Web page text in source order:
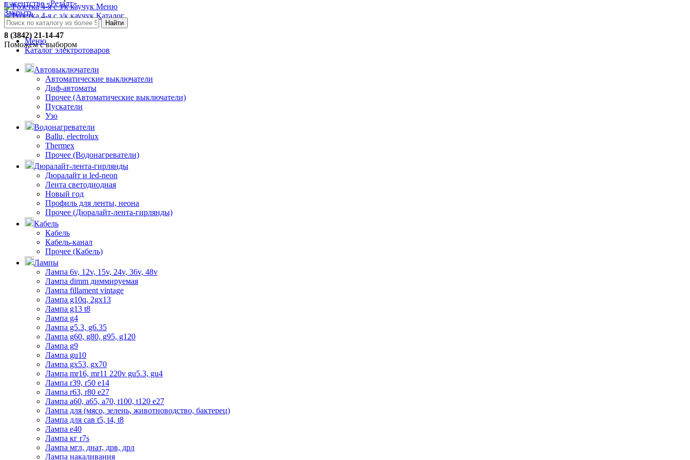
Меню
Каталог
8 (3842) 21-14-47
Поможем с выбором
в агентстве «Резалт»
Закрыть
Найти
Меню
Каталог электротоваров
Автовыключатели
Автоматические выключатели
Диф-автоматы
Прочее (Автоматические выключатели)
Пускатели
Узо
Водонагреватели
Ballu, electrolux
Thermex
Прочее (Водонагреватели)
Дюралайт-лента-гирлянды
Дюралайт и led-neon
Лента светодиодная
Новый год
Профиль для ленты, неона
Прочее (Дюралайт-лента-гирлянды)
Кабель
Кабель
Кабель-канал
Прочее (Кабель)
Лампы
Лампа 6v, 12v, 15v, 24v, 36v, 48v
Лампа dimm диммируемая
Лампа fillament vintage
Лампа g10q, 2gx13
Лампа g13 t8
Лампа g4
Лампа g5.3, g6.35
Лампа g60, g80, g95, g120
Лампа g9
Лампа gu10
Лампа gx53, gx70
Лампа mr16, mr11 220v gu5.3, gu4
Лампа r39, r50 е14
Лампа r63, r80 е27
Лампа а60, а65, а70, t100, t120 е27
Лампа для (мясо, зелень, животноводство, бактерец)
Лампа для сав t5, t4, t8
Лампа е40
Лампа кг r7s
Лампа мгл, днат, дрв, дрл
Лампа накаливания